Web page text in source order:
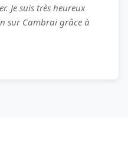
Je suis très heureux
sur Cambrai grâce à